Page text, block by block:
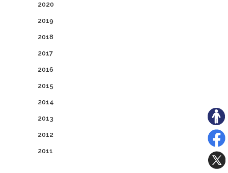
2020
2019
2018
2017
2016
2015
2014
2013
2012
2011